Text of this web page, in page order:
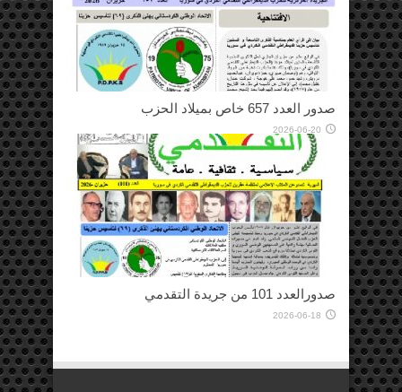
صدور العدد 657 خاص بميلاد الحزب
2026-06-20
صدورالعدد 101 من جريدة التقدمي
2026-06-18